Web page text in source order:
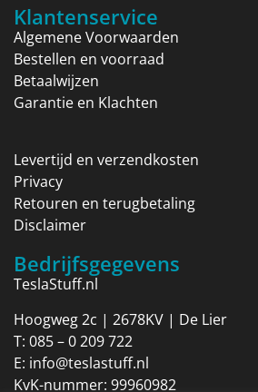
Klantenservice
Algemene Voorwaarden
Bestellen en voorraad
Betaalwijzen
Garantie en Klachten
Levertijd en verzendkosten
Privacy
Retouren en terugbetaling
Disclaimer
Bedrijfsgegevens
TeslaStuff.nl
Hoogweg 2c | 2678KV | De Lier
T: 085 – 0 209 722
E: info@teslastuff.nl
KvK-nummer: 99960982